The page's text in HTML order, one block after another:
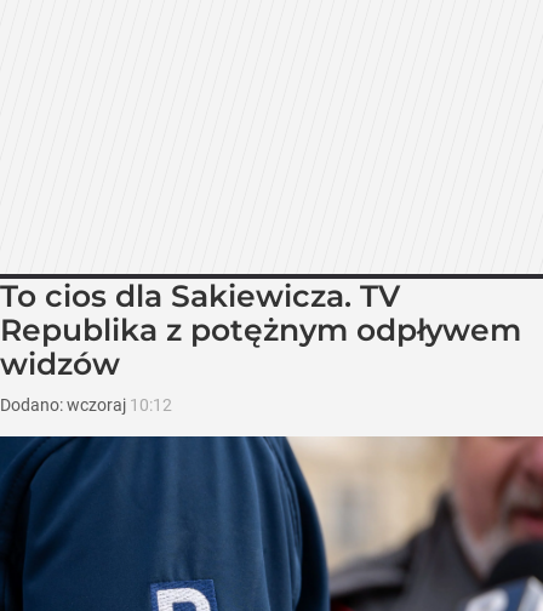
To cios dla Sakiewicza. TV
Republika z potężnym odpływem
widzów
Dodano:wczoraj 10:12